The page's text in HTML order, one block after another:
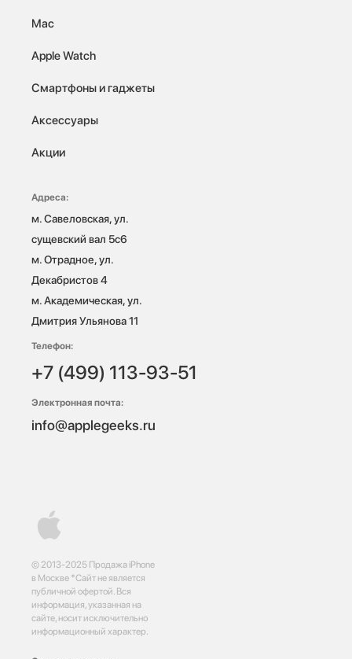
© 2013-2025 Продажа iPhone
в Москве *Сайт не является
публичной офертой. Вся
информация, указанная на
сайте, носит исключительно
информационный характер.
Mac
Apple Watch
Смартфоны и гаджеты
Аксессуары
Акции
Адреса:
м. Савеловская, ул.
сущевский вал 5с6
м. Отрадное, ул.
Декабристов 4
м. Академическая, ул.
Дмитрия Ульянова 11
Телефон:
+7 (499) 113-93-51
Электронная почта:
info@applegeeks.ru